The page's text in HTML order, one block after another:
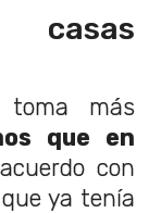
toma más
que en
con
ya tenía